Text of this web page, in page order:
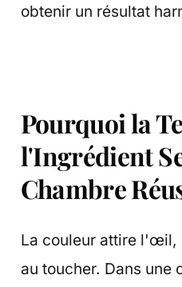
obtenir un résultat
Pourquoi la
l'Ingrédient
Chambre
La couleur attire l'œil,
au toucher. Dans une